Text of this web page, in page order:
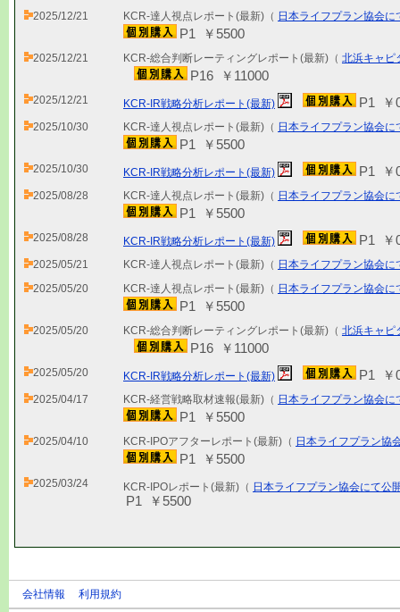
2025/12/21
KCR-達人視点レポート(最新)（ 日本ライフプラン協会に
P1 ￥5500
2025/12/21 KCR-総合判断レーティングレポート(最新)（ 北浜キャピ
P16 ￥11000
2025/12/21 KCR-IR戦略分析レポート(最新) P1 ￥
2025/10/30 KCR-達人視点レポート(最新)（ 日本ライフプラン協会に
P1 ￥5500
2025/10/30 KCR-IR戦略分析レポート(最新) P1 ￥
2025/08/28 KCR-達人視点レポート(最新)（ 日本ライフプラン協会に
P1 ￥5500
2025/08/28 KCR-IR戦略分析レポート(最新) P1 ￥
2025/05/21 KCR-達人視点レポート(最新)（ 日本ライフプラン協会に
2025/05/20
KCR-達人視点レポート(最新)（ 日本ライフプラン協会に
P1 ￥5500
2025/05/20 KCR-総合判断レーティングレポート(最新)（ 北浜キャピ
P16 ￥11000
2025/05/20 KCR-IR戦略分析レポート(最新) P1 ￥
2025/04/17 KCR-経営戦略取材速報(最新)（ 日本ライフプラン協会に
P1 ￥5500
2025/04/10 KCR-IPOアフターレポート(最新)（ 日本ライフプラン協
P1 ￥5500
2025/03/24 KCR-IPOレポート(最新)（ 日本ライフプラン協会にて公
P1 ￥5500
会社情報 利用規約